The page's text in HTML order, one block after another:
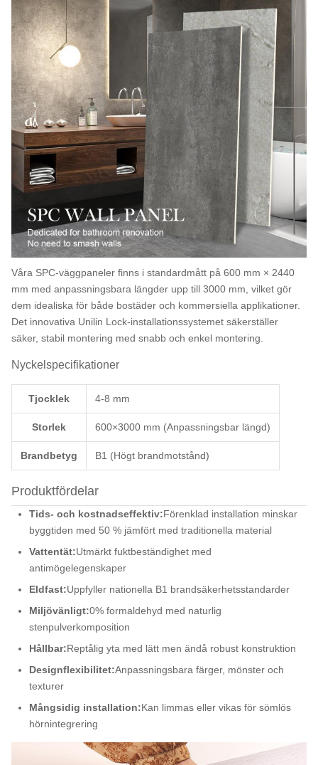
Våra SPC-väggpaneler finns i standardmått på 600 mm × 2440
mm med anpassningsbara längder upp till 3000 mm, vilket gör
dem idealiska för både bostäder och kommersiella applikationer.
Det innovativa Unilin Lock-installationssystemet säkerställer
säker, stabil montering med snabb och enkel montering.
Nyckelspecifikationer
Tjocklek 4-8 mm
Storlek 600×3000 mm (Anpassningsbar längd)
Brandbetyg B1 (Högt brandmotstånd)
Produktfördelar
Tids- och kostnadseffektiv:Förenklad installation minskar
byggtiden med 50 % jämfört med traditionella material
Vattentät:Utmärkt fuktbeständighet med
antimögelegenskaper
Eldfast:Uppfyller nationella B1 brandsäkerhetsstandarder
Miljövänligt:0% formaldehyd med naturlig
stenpulverkomposition
Hållbar:Reptålig yta med lätt men ändå robust konstruktion
Designflexibilitet:Anpassningsbara färger, mönster och
texturer
Mångsidig installation:Kan limmas eller vikas för sömlös
hörnintegrering